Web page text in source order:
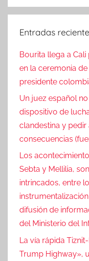
Entradas
Bourita llega a Cali
en la ceremonia
presidente
Un juez español
dispositivo de
clandestina y
consecuencias
Los
Sebta y Mellilia,
intrincados, entre
difusión de
del Ministerio del
La vía rápida
Trump Highway»,